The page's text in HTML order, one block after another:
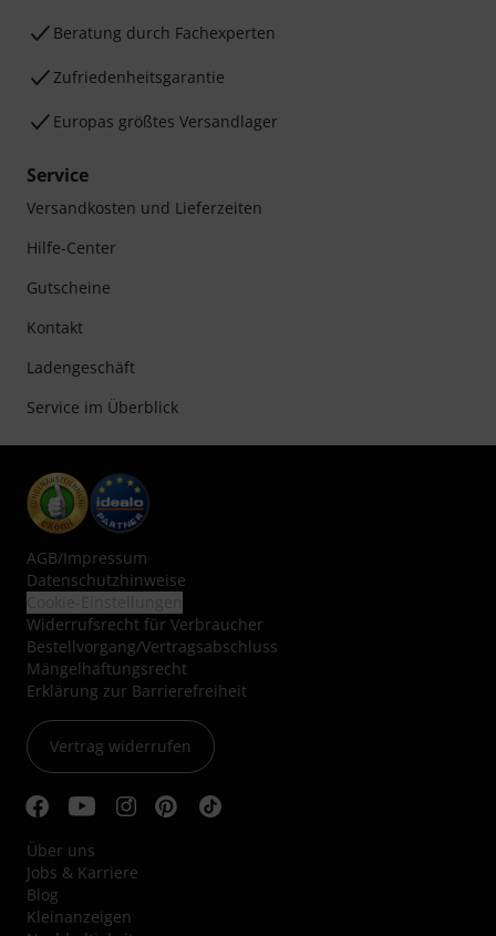
Beratung durch Fachexperten
Zufriedenheitsgarantie
Europas größtes Versandlager
Service
Versandkosten und Lieferzeiten
Hilfe-Center
Gutscheine
Kontakt
Ladengeschäft
Service im Überblick
AGB/Impressum
Datenschutzhinweise
Widerrufsrecht für Verbraucher
Bestellvorgang/Vertragsabschluss
Mängelhaftungsrecht
Erklärung zur Barrierefreiheit
Vertrag widerrufen
Über uns
Jobs & Karriere
Blog
Kleinanzeigen